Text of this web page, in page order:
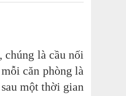
là cầu nối
căn phòng là
một thời gian